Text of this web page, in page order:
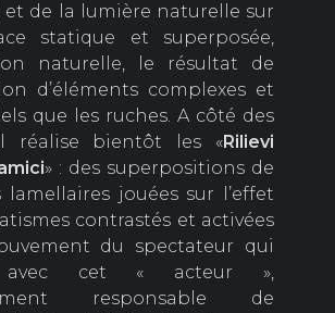
et de la lumière naturelle sur
statique et superposée,
naturelle, le résultat de
d’éléments complexes et
que les ruches. A côté des
il réalise bientôt les «Rilievi
» : des superpositions de
lamellaires jouées sur l’effet
contrastés et activées
du spectateur qui
avec cet « acteur »,
responsable de